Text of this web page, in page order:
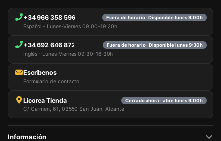
+34 966 358 596 Fuera de horario · Disponible lunes 9:00h
Español - Lunes-Viernes 09:00-19:30h
+34 692 646 872 Fuera de horario · Disponible lunes 9:30h
Inglés - Lunes-Viernes 09:30-16:30h
Escríbenos
Formulario de contacto
Licorea Tienda Cerrado ahora · abre lunes 9:00h
C/ Carmen, 61, 03550 San Juan, Alicante
Información